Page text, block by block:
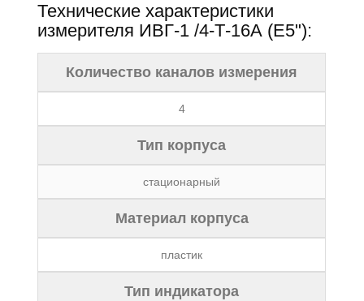
Технические характеристики
измерителя ИВГ-1 /4-Т-16А (Е5"):
Количество каналов измерения
4
Тип корпуса
стационарный
Материал корпуса
пластик
Тип индикатора